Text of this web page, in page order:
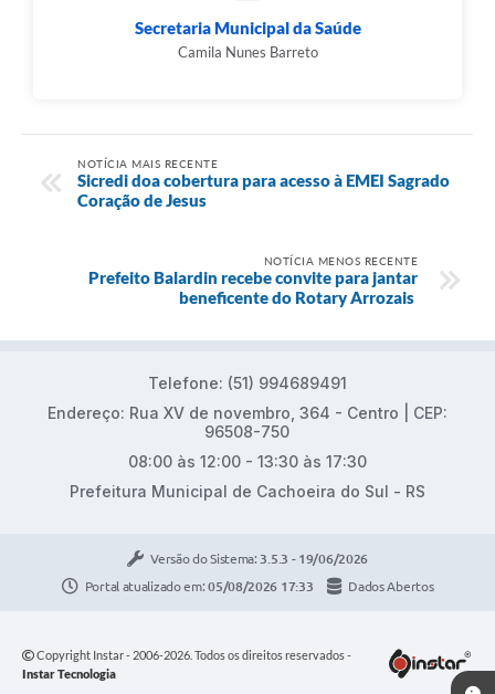
Secretaria Municipal da Saúde
Camila Nunes Barreto
NOTÍCIA MAIS RECENTE
Sicredi doa cobertura para acesso à EMEI Sagrado
Coração de Jesus
NOTÍCIA MENOS RECENTE
Prefeito Balardin recebe convite para jantar
beneficente do Rotary Arrozais
Telefone: (51) 994689491
Endereço: Rua XV de novembro, 364 - Centro | CEP:
96508-750
08:00 às 12:00 - 13:30 às 17:30
Prefeitura Municipal de Cachoeira do Sul - RS
Versão do Sistema: 3.5.3 - 19/06/2026
Portal atualizado em:05/08/2026 17:33 Dados Abertos
Copyright Instar - 2006-2026. Todos os direitos reservados -
Instar Tecnologia